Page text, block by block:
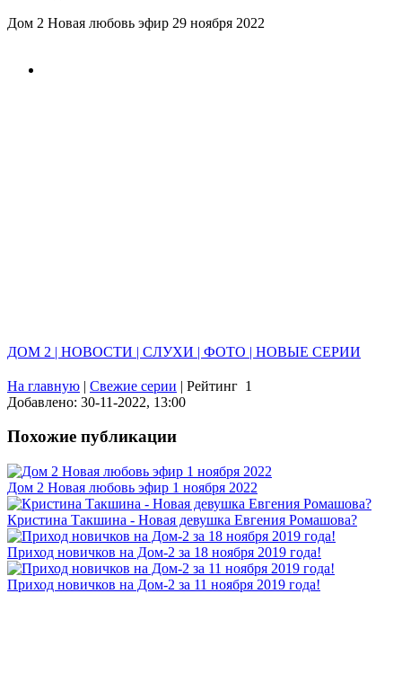
Дом 2 Новая любовь эфир 29 ноября 2022
ДОМ 2 | НОВОСТИ | СЛУХИ | ФОТО | НОВЫЕ СЕРИИ
На главную | Свежие серии | Рейтинг 1
Добавлено: 30-11-2022, 13:00
Похожие публикации
Дом 2 Новая любовь эфир 1 ноября 2022
Кристина Такшина - Новая девушка Евгения Ромашова?
Приход новичков на Дом-2 за 18 ноября 2019 года!
Приход новичков на Дом-2 за 11 ноября 2019 года!